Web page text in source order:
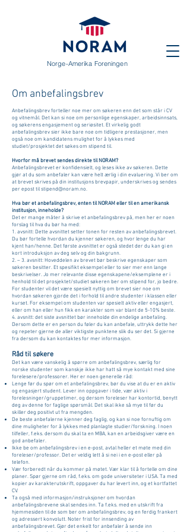
Norge-Amerika Foreningen
Om anbefalingsbrev
Anbefalingsbrev forteller noe mer om søkeren enn det som står i CV
og vitnemål. Det kan si noe om personlige egenskaper, arbeidsinnsats,
og søkerens engasjement og seriøsitet. Et virkelig godt
anbefalingsbrev sier ikke bare noe om tidligere prestasjoner, men
også noe om kandidatens mulighet for å lykkes med
studiet/prosjektet det søkes om stipend til.
Hvorfor må brevet sendes direkte til NORAM?
Anbefalingsbrevet er konfidensielt, og leses ikke av søkeren. Dette
gjør at du som anbefaler kan være helt ærlig i din evaluering. Vi ber om
at brevet skrives på din institusjons brevpapir, underskrives og sendes
per epost til stipend@noram.no.
Hva bør et anbefalingsbrev, enten til NORAM eller til en amerikansk
institusjon, inneholde?
Det er mange måter å skrive et anbefalingsbrev på, men her er noen
forslag til hva du bør ha med:
1. avsnitt: Dette avsnittet setter tonen for resten av anbefalingsbrevet.
Du bør fortelle hvordan du kjenner søkeren, og hvor lenge du har
kjent han/henne. Det første avsnittet er også stedet der du kan gi en
kort introduksjon av deg selv og din bakgrunn.
2. – 3. avsnitt: Hoveddelen av brevet bør beskrive egenskaper som
søkeren besitter. Et spesifikt eksempel eller to sier mer enn lange
beskrivelser. Jo mer relevante disse egenskapene/eksemplene er i
henhold til det prosjektet/studiet søkeren ber om stipend for, jo bedre.
For studenter vil det være spesielt nyttig om brevet sier noe om
hvordan søkeren gjorde det i forhold til andre studenter i klassen eller
kurset. For eksempel om studenten var spesielt aktiv eller engasjert,
eller om han eller hun fikk en karakter som var blant de 5-10% beste.
4. avsnitt: det siste avsnittet bør inneholde din endelige anbefaling.
Dersom dette er en person du føler du kan anbefale, uttrykk dette her
og repeter gjerne de aller viktigste punktene slik du ser det. Si gjerne
fra dersom du kan kontaktes for mer informasjon.
Råd til søkere
Det kan være vanskelig å spørre om anbefalingsbrev, særlig for
norske studenter som kanskje ikke har hatt så mye kontakt med sine
forelesere/professorer. Her er noen generelle råd:
Lenge før du spør om et anbefalingsbrev, bør du vise at du er en aktiv
og engasjert student. Lever inn oppgaver i tide, vær aktiv i
forelesninger/gruppetimer, og dersom foreleser har kontortid, benytt
deg av denne for faglige spørsmål. Det skal ikke så mye til før du
skiller deg positivt ut fra mengden.
De beste anbefalerne kjenner deg faglig, og kan si noe fornuftig om
dine muligheter for å lykkes med planlagte studier/forskning. I noen
tilfeller, f.eks. dersom du skal ta en MBA, kan en arbeidsgiver være en
god anbefaler.
Ikke be om anbefalingsbrev i en e-post, avtal heller et møte med din
foreleser/professor. Det er veldig lett å si nei i en e-post eller på
telefon.
Vær forberedt når du kommer på møtet. Vær klar til å fortelle om dine
planer. Spør gjerne om råd, f.eks. om gode universiteter i USA. Ta med
kopier av karakterutskrift, oppgaver du har levert inn, og et kortfattet
CV.
Ta også med informasjon/instruksjoner om hvordan
anbefalingsbrevene skal sendes inn. Ta f.eks. med en utskrift fra
hjemmesiden til de som ber om anbefalingsbrev, og en ferdig frankert
og adressert konvolutt. Noter frist for innsending av
anbefalingsbrevet. Gjør det enkelt for anbefaler å sende inn